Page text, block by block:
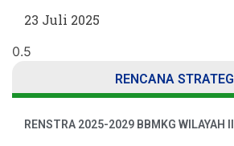
23 Juli 2025
RENCANA
RENSTRA 2025-2029 BBMKG WILAYAH II